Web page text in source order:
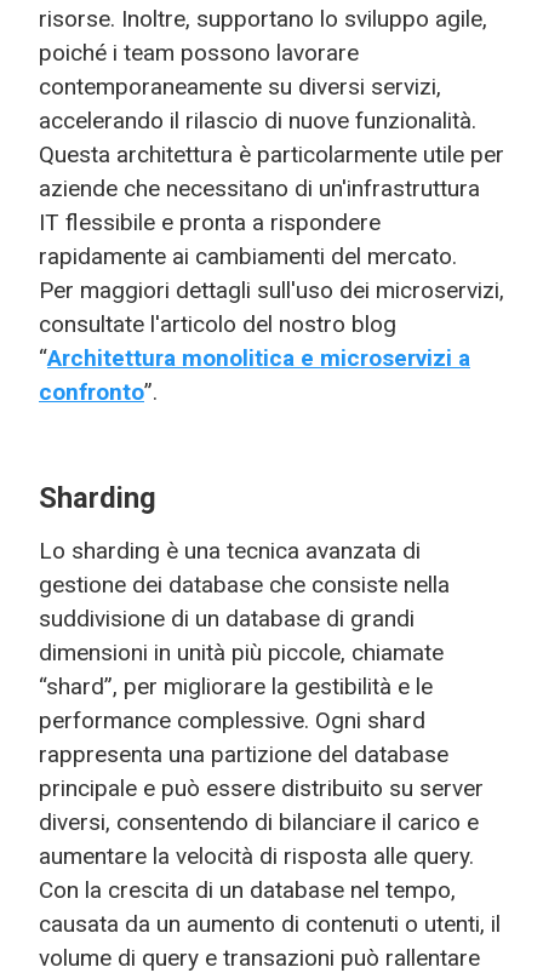
risorse. Inoltre, supportano lo sviluppo agile,
poiché i team possono lavorare
contemporaneamente su diversi servizi,
accelerando il rilascio di nuove funzionalità.
Questa architettura è particolarmente utile per
aziende che necessitano di un'infrastruttura
IT flessibile e pronta a rispondere
rapidamente ai cambiamenti del mercato.
Per maggiori dettagli sull'uso dei microservizi,
consultate l'articolo del nostro blog
“Architettura monolitica e microservizi a
confronto”.
Sharding
Lo sharding è una tecnica avanzata di
gestione dei database che consiste nella
suddivisione di un database di grandi
dimensioni in unità più piccole, chiamate
“shard”, per migliorare la gestibilità e le
performance complessive. Ogni shard
rappresenta una partizione del database
principale e può essere distribuito su server
diversi, consentendo di bilanciare il carico e
aumentare la velocità di risposta alle query.
Con la crescita di un database nel tempo,
causata da un aumento di contenuti o utenti, il
volume di query e transazioni può rallentare